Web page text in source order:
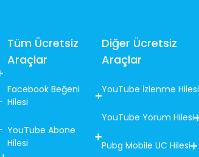
Tüm Ücretsiz
Araçlar
Facebook Beğeni
Hilesi
YouTube Abone
Hilesi
Diğer Ücretsiz
Araçlar
YouTube İzlenme Hilesi
YouTube Yorum Hilesi
Pubg Mobile UC Hilesi